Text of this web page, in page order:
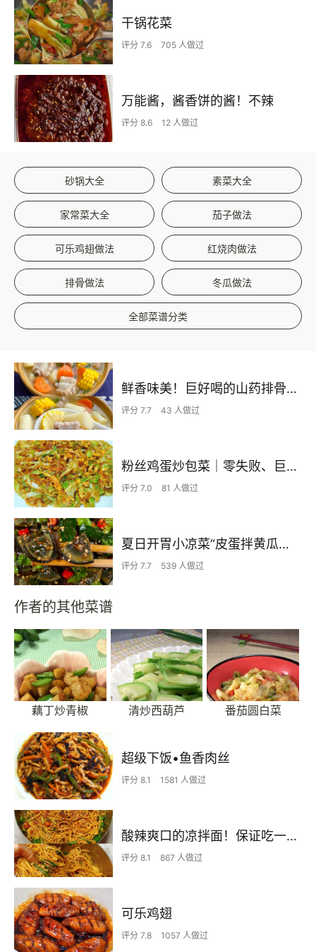
干锅花菜
评分 7.6 705 人做过
万能酱，酱香饼的酱！不辣
评分 8.6 12 人做过
砂锅大全 素菜大全
家常菜大全 茄子做法
可乐鸡翅做法 红烧肉做法
排骨做法 冬瓜做法
全部菜谱分类
鲜香味美！巨好喝的山药排骨汤！！
评分 7.7 43 人做过
粉丝鸡蛋炒包菜｜零失败、巨下饭
评分 7.0 81 人做过
夏日开胃小凉菜“皮蛋拌黄瓜🥒”开胃减脂
评分 7.7 539 人做过
作者的其他菜谱
藕丁炒青椒 清炒西葫芦 番茄圆白菜
超级下饭•鱼香肉丝
评分 8.1 1581 人做过
酸辣爽口的凉拌面！保证吃一次就上瘾
评分 8.1 867 人做过
可乐鸡翅
评分 7.8 1057 人做过